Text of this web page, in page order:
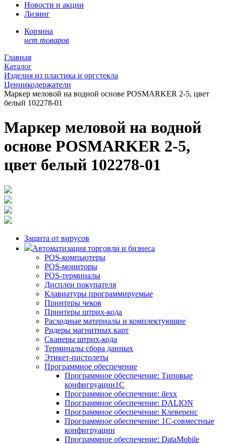
Новости и акции
Лизинг
Корзина
нет товаров
Главная
Каталог
Изделия из пластика и оргстекла
Ценникодержатели
Маркер меловой на водной основе POSMARKER 2-5, цвет
белый 102278-01
Маркер меловой на водной
основе POSMARKER 2-5,
цвет белый 102278-01
Защита от вирусов
Автоматизация торговли и бизнеса
POS-компьютеры
POS-мониторы
POS-терминалы
Дисплеи покупателя
Клавиатуры программируемые
Принтеры чеков
Принтеры штрих-кода
Расходные материалы и комплектующие
Ридеры магнитных карт
Сканеры штрих-кода
Терминалы сбора данных
Этикет-пистолеты
Программное обеспечение
Программное обеспечение: Типовые
конфигруации1С
Программное обеспечение: ilexx
Программное обеспечение: DALION
Программное обеспечение: Клеверенс
Программное обеспечение: 1С-совместные
конфигруации
Программное обеспечение: DataMobile